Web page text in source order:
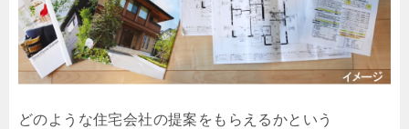
どのような住宅会社の提案をもらえるかという